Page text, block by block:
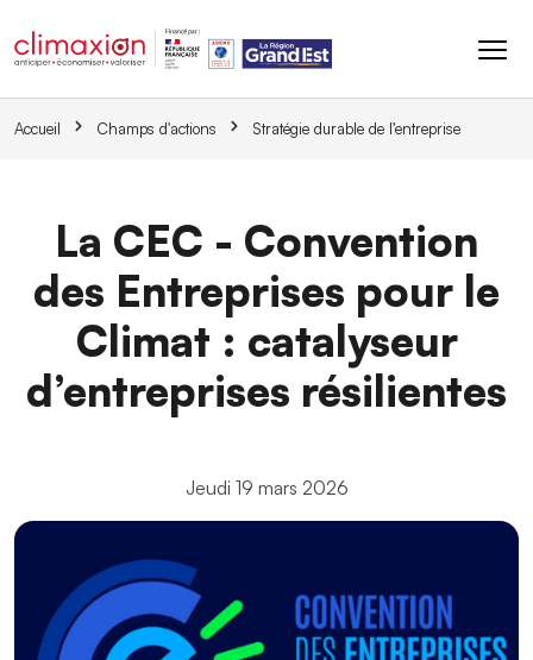
Accueil Champs d'actions Stratégie durable de l’entreprise
La CEC - Convention
des Entreprises pour le
Climat : catalyseur
d’entreprises résilientes
Jeudi 19 mars 2026